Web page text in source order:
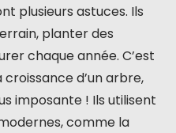
plusieurs astuces. Ils
planter des
chaque année. C’est
d’un arbre,
imposante ! Ils utilisent
comme la